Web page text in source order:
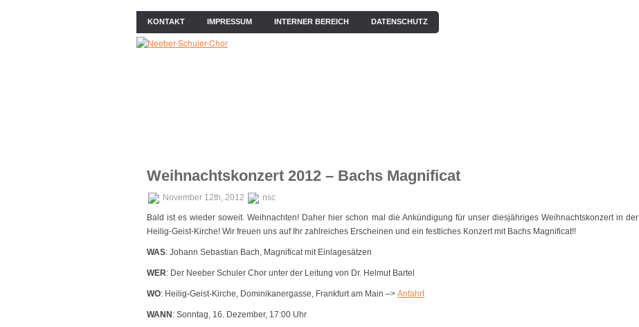
KONTAKT IMPRESSUM INTERNER BEREICH DATENSCHUTZ
Weihnachtskonzert 2012 – Bachs Magnificat
November 12th, 2012 nsc
Bald ist es wieder soweit. Weihnachten! Daher hier schon mal die Ankündigung für unser diesjähriges Weihnachtskonzert in der
Heilig-Geist-Kirche! Wir freuen uns auf Ihr zahlreiches Erscheinen und ein festliches Konzert mit Bachs Magnificat!!
WAS: Johann Sebastian Bach, Magnificat mit Einlagesätzen
WER: Der Neeber Schuler Chor unter der Leitung von Dr. Helmut Bartel
WO: Heilig-Geist-Kirche, Dominikanergasse, Frankfurt am Main –> Anfahrt
WANN : Sonntag, 16. Dezember, 17:00 Uhr